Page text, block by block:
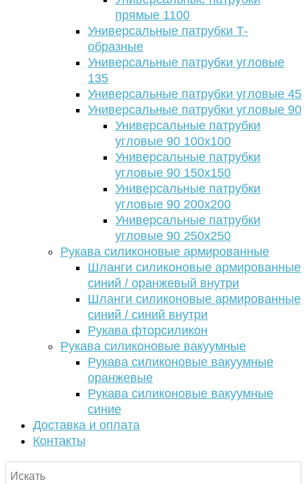
прямые 1100
Универсальные патрубки Т-
образные
Универсальные патрубки угловые
135
Универсальные патрубки угловые 45
Универсальные патрубки угловые 90
Универсальные патрубки
угловые 90 100х100
Универсальные патрубки
угловые 90 150х150
Универсальные патрубки
угловые 90 200х200
Универсальные патрубки
угловые 90 250х250
Рукава силиконовые армированные
Шланги силиконовые армированные
синий / оранжевый внутри
Шланги силиконовые армированные
синий / синий внутри
Рукава фторсиликон
Рукава силиконовые вакуумные
Рукава силиконовые вакуумные
оранжевые
Рукава силиконовые вакуумные
синие
Доставка и оплата
Контакты